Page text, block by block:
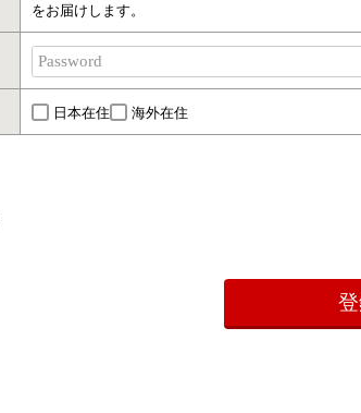
をお届けします。
日本在住 海外在住